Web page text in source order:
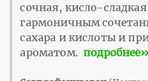
сочная, кисло-
гармоничным
сахара и кислоты и
ароматом. подробнее››